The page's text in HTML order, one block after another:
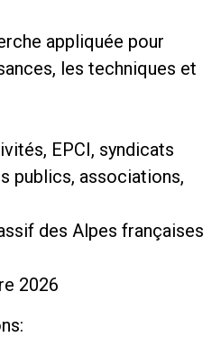
appliquée pour
les techniques et
EPCI, syndicats
publics, associations,
des Alpes françaises
2026